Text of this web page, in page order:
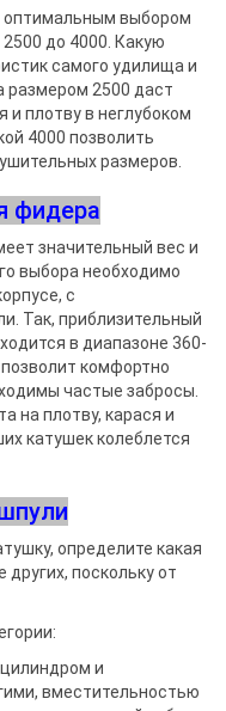
оптимальным выбором
до 4000. Какую
самого удилища и
размером 2500 даст
и плотву в неглубоком
4000 позволить
размеров.
фидера
значительный вес и
выбора необходимо
с
Так, приблизительный
в диапазоне 360-
комфортно
частые забросы.
на плотву, карася и
катушек колеблется
определите какая
поскольку от
и
вместительностью